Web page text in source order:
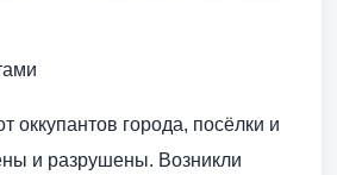
оккупантов города, посёлки и
и разрушены. Возникли